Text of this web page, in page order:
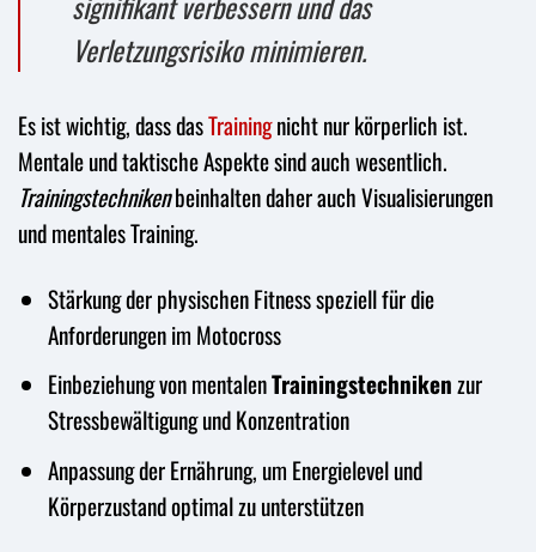
Verletzungsrisiko minimieren.
Es ist wichtig, dass dasTrainingnicht nur körperlich ist.
Mentale und taktische Aspekte sind auch wesentlich.
Trainingstechnikenbeinhalten daher auch Visualisierungen
und mentales Training.
Stärkung der physischen Fitness speziell für die
Anforderungen im Motocross
Einbeziehung von mentalenTrainingstechnikenzur
Stressbewältigung und Konzentration
Anpassung der Ernährung, um Energielevel und
Körperzustand optimal zu unterstützen